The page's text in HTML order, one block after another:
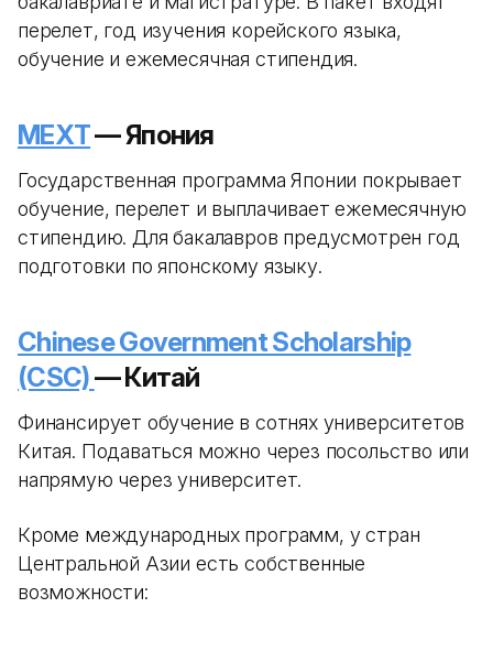
перелет, год изучения корейского языка,
обучение и ежемесячная стипендия.
MEXT— Япония
Государственная программа Японии покрывает
обучение, перелет и выплачивает ежемесячную
стипендию. Для бакалавров предусмотрен год
подготовки по японскому языку.
Chinese Government Scholarship
(CSC)— Китай
Финансирует обучение в сотнях университетов
Китая. Подаваться можно через посольство или
напрямую через университет.
Кроме международных программ, у стран
Центральной Азии есть собственные
возможности: